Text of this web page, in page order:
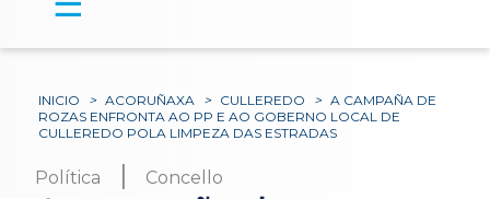
INICIO > ACORUÑAXA > CULLEREDO > A CAMPAÑA DE
ROZAS ENFRONTA AO PP E AO GOBERNO LOCAL DE
CULLEREDO POLA LIMPEZA DAS ESTRADAS
Política | Concello